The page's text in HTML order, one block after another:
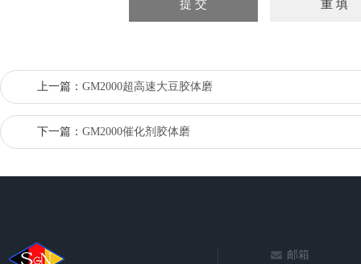
上一篇： GM2000超高速大豆胶体磨
下一篇： GM2000催化剂胶体磨
邮箱